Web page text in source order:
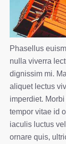
Phasellus
nulla viverra
dignissim mi.
aliquet lectus
imperdiet.
tempor vitae id
iaculis luctus
ornare quis,